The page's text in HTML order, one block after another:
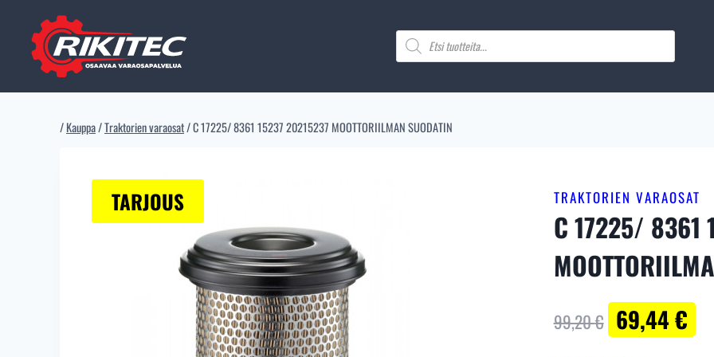
sisältöön
Products
search
/Kauppa/Traktorien varaosat/C 17225/ 8361 15237 20215237 MOOTTORIILMAN SUODATIN
TARJOUS TRAKTORIEN VARAOSAT
C 17225/ 8361
99,20€ Alkuperäinen
hinta
69,44€
hinta